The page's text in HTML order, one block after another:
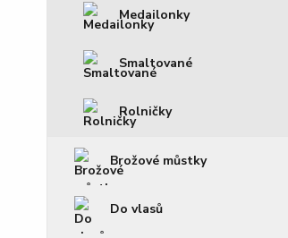
Medailonky
Smaltované
Rolničky
Brožové můstky
Do vlasů